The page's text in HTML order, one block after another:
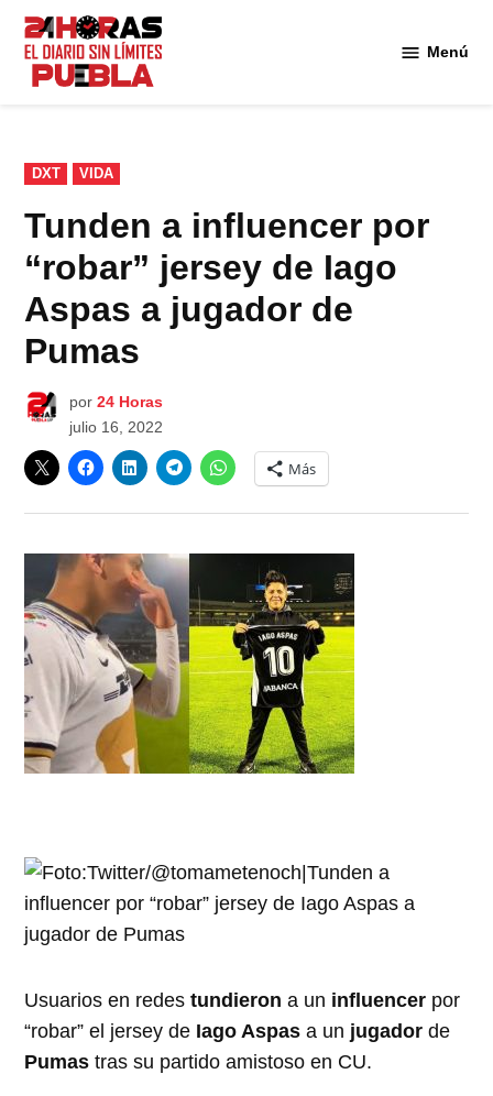
Saltar
contenido
Menú
PUBLICADO
EN
DXT VIDA
Tunden a influencer por
“robar” jersey de Iago
Aspas a jugador de
Pumas
por 24 Horas
julio 16, 2022
Más
Usuarios en redestundieron a un influencer por
“robar” el jersey de Iago Aspas a un jugador de
Pumas tras su partido amistoso en CU.